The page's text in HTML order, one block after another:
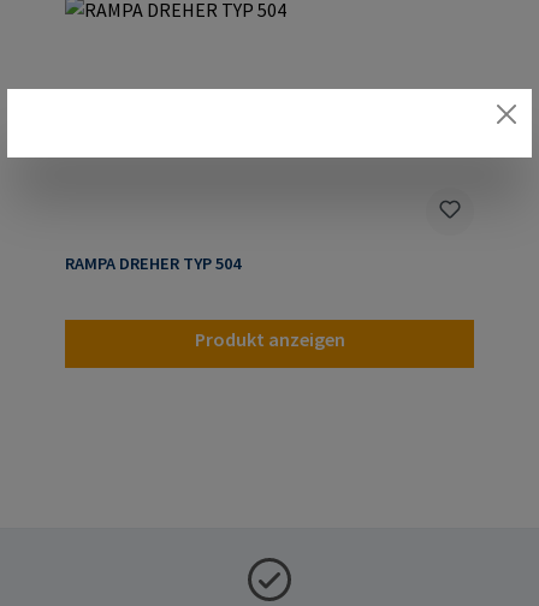
RAMPA DREHER TYP 504
Produkt anzeigen